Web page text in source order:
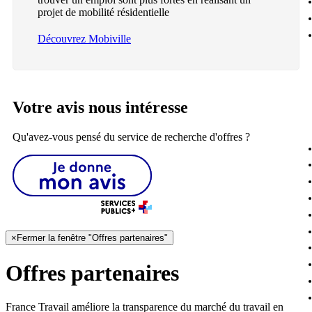
projet de mobilité résidentielle
Découvrez Mobiville
Votre avis nous intéresse
Qu'avez-vous pensé du service de recherche d'offres ?
× Fermer la fenêtre "Offres partenaires"
Offres partenaires
France Travail améliore la transparence du marché du travail en